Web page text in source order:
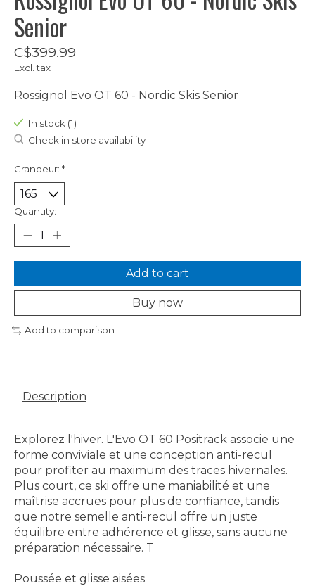
Senior
C$399.99
Excl. tax
Rossignol Evo OT 60 - Nordic Skis Senior
In stock (1)
Check in store availability
Grandeur: *
Quantity:
Add to cart
Buy now
Add to comparison
Description
Explorez l'hiver. L'Evo OT 60 Positrack associe une
forme conviviale et une conception anti-recul
pour profiter au maximum des traces hivernales.
Plus court, ce ski offre une maniabilité et une
maîtrise accrues pour plus de confiance, tandis
que notre semelle anti-recul offre un juste
équilibre entre adhérence et glisse, sans aucune
préparation nécessaire. T
Poussée et glisse aisées